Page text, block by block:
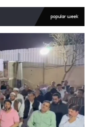
popular week